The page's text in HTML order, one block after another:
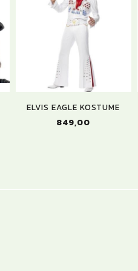
ELVIS EAGLE KOSTUME
849,00